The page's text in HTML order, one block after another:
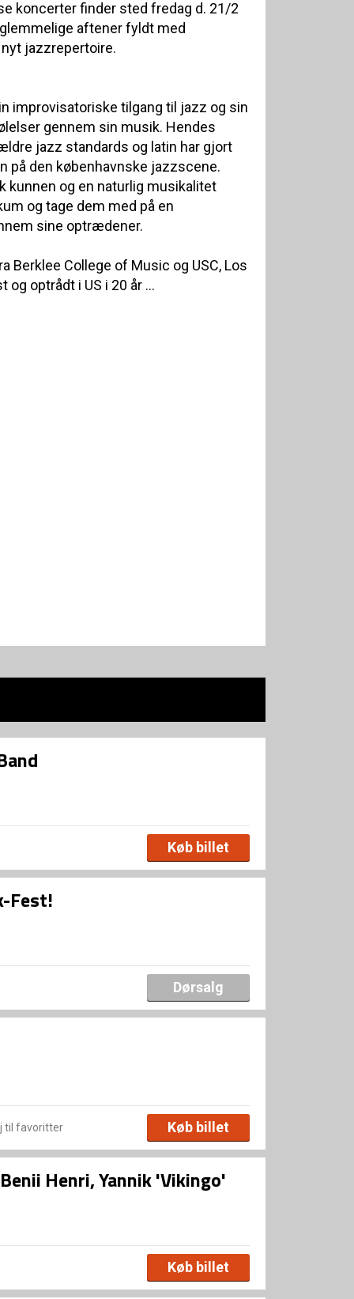
koncerter finder sted fredag d. 21/2
aftener fyldt med
jazzrepertoire.
improvisatoriske tilgang til jazz og sin
gennem sin musik. Hendes
jazz standards og latin har gjort
på den københavnske jazzscene.
kunnen og en naturlig musikalitet
og tage dem med på en
sine optrædener.
Berklee College of Music og USC, Los
og optrådt i US i 20 år ...
Køb billet
Fest!
Dørsalg
til favoritter Køb billet
Henri, Yannik 'Vikingo'
Køb billet